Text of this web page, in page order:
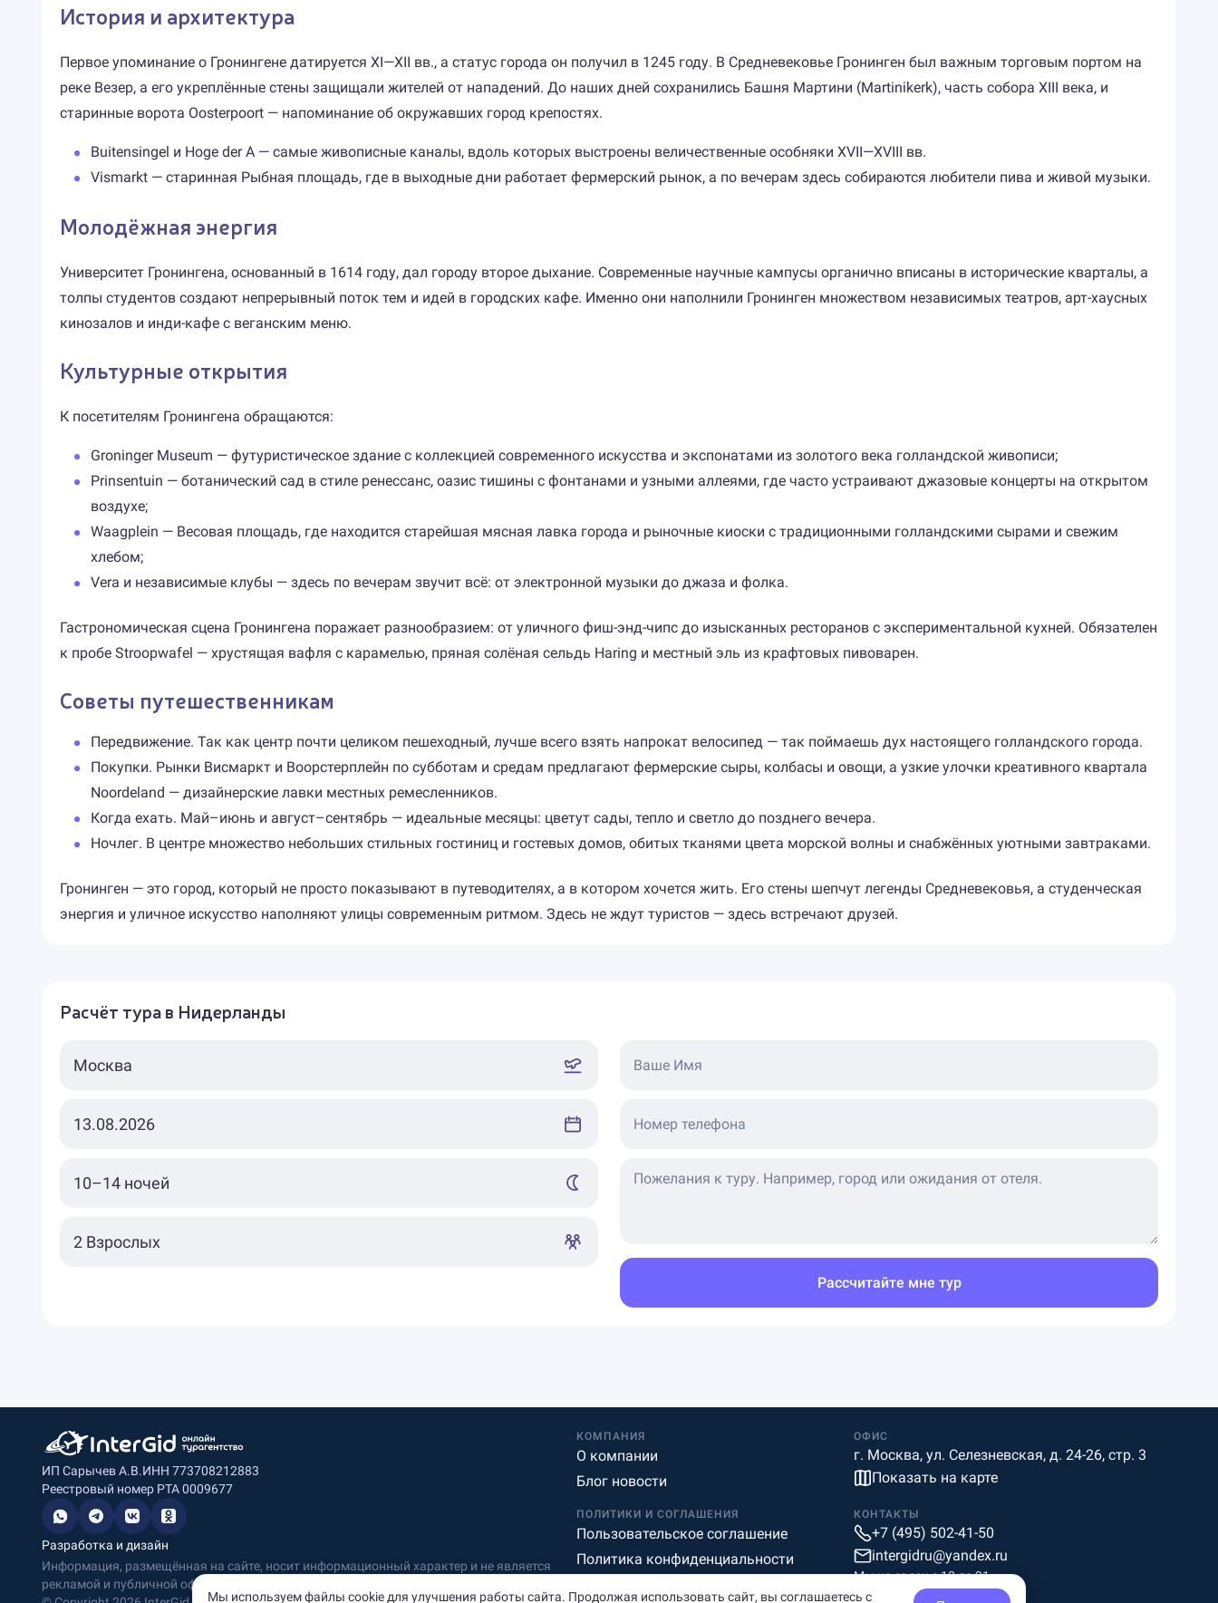
История и архитектура
Первое упоминание о Гронингене датируется XI—XII вв., а статус города он получил в 1245 году. В Средневековье Гронинген был важным торговым портом на
реке Везер, а его укреплённые стены защищали жителей от нападений. До наших дней сохранились Башня Мартини (Martinikerk), часть собора XIII века, и
старинные ворота Oosterpoort — напоминание об окружавших город крепостях.
Buitensingel и Hoge der A — самые живописные каналы, вдоль которых выстроены величественные особняки XVII—XVIII вв.
Vismarkt — старинная Рыбная площадь, где в выходные дни работает фермерский рынок, а по вечерам здесь собираются любители пива и живой музыки.
Молодёжная энергия
Университет Гронингена, основанный в 1614 году, дал городу второе дыхание. Современные научные кампусы органично вписаны в исторические кварталы, а
толпы студентов создают непрерывный поток тем и идей в городских кафе. Именно они наполнили Гронинген множеством независимых театров, арт-хаусных
кинозалов и инди-кафе с веганским меню.
Культурные открытия
К посетителям Гронингена обращаются:
Groninger Museum — футуристическое здание с коллекцией современного искусства и экспонатами из золотого века голландской живописи;
Prinsentuin — ботанический сад в стиле ренессанс, оазис тишины с фонтанами и узными аллеями, где часто устраивают джазовые концерты на открытом
воздухе;
Waagplein — Весовая площадь, где находится старейшая мясная лавка города и рыночные киоски с традиционными голландскими сырами и свежим
хлебом;
Vera и независимые клубы — здесь по вечерам звучит всё: от электронной музыки до джаза и фолка.
Гастрономическая сцена Гронингена поражает разнообразием: от уличного фиш-энд-чипс до изысканных ресторанов с экспериментальной кухней. Обязателен
к пробе Stroopwafel — хрустящая вафля с карамелью, пряная солёная сельдь Haring и местный эль из крафтовых пивоварен.
Советы путешественникам
Передвижение. Так как центр почти целиком пешеходный, лучше всего взять напрокат велосипед — так поймаешь дух настоящего голландского города.
Покупки. Рынки Висмаркт и Воорстерплейн по субботам и средам предлагают фермерские сыры, колбасы и овощи, а узкие улочки креативного квартала
Noordeland — дизайнерские лавки местных ремесленников.
Когда ехать. Май–июнь и август–сентябрь — идеальные месяцы: цветут сады, тепло и светло до позднего вечера.
Ночлег. В центре множество небольших стильных гостиниц и гостевых домов, обитых тканями цвета морской волны и снабжённых уютными завтраками.
Гронинген — это город, который не просто показывают в путеводителях, а в котором хочется жить. Его стены шепчут легенды Средневековья, а студенческая
энергия и уличное искусство наполняют улицы современным ритмом. Здесь не ждут туристов — здесь встречают друзей.
Расчёт тура в Нидерланды
Ваше Имя
Номер телефона
Рассчитайте мне тур
ИП Сарычев А.В.ИНН 773708212883
Реестровый номер РТА 0009677
Разработка и дизайн
Информация, размещённая на сайте, носит информационный характер и не является
рекламой и публичной офертой.
КОМПАНИЯ
О компании
Блог новости
ОФИС
г. Москва, ул. Селезневская, д. 24-26, стр. 3
Показать на карте
ПОЛИТИКИ И СОГЛАШЕНИЯ
Пользовательское соглашение
Политика конфиденциальности
КОНТАКТЫ
+7 (495) 502-41-50
intergidru@yandex.ru
Мы на связи c 10 до 21
Мы используем файлы cookie для улучшения работы сайта. Продолжая использовать сайт, вы соглашаетесь с